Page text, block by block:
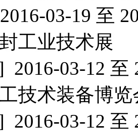
03-19 至
工业技术展
2016-03-12
技术装备博览
2016-03-12